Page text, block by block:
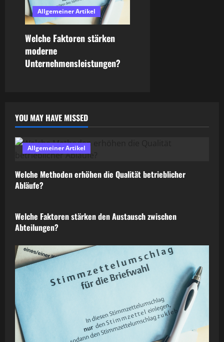
Allgemeiner Artikel
Welche Faktoren stärken
moderne
Unternehmensleistungen?
YOU MAY HAVE MISSED
Allgemeiner Artikel
Welche Methoden erhöhen die Qualität betrieblicher
Abläufe?
Allgemeiner Artikel
Welche Faktoren stärken den Austausch zwischen
Abteilungen?